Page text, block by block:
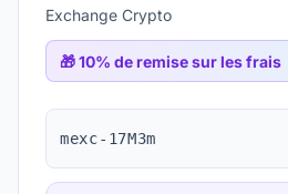
Exchange Crypto
🎁10% de remise sur les frais
mexc-17M3m